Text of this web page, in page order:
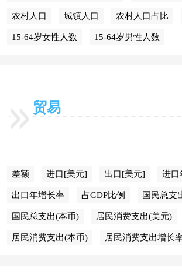
农村人口 城镇人口 农村人口占比
15-64岁女性人数 15-64岁男性人数
贸易
差额 进口[美元] 出口[美元] 进口
出口年增长率 占GDP比例 国民总支
国民总支出(本币) 居民消费支出(美元)
居民消费支出(本币) 居民消费支出增长